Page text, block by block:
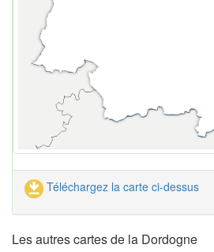
Téléchargez la carte ci-dessus
Les autres cartes de la Dordogne